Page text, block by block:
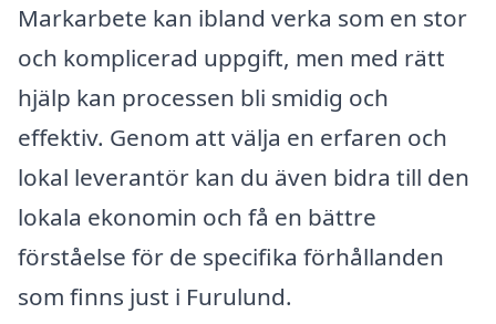
Markarbete kan ibland verka som en stor
och komplicerad uppgift, men med rätt
hjälp kan processen bli smidig och
effektiv. Genom att välja en erfaren och
lokal leverantör kan du även bidra till den
lokala ekonomin och få en bättre
förståelse för de specifika förhållanden
som finns just i Furulund.